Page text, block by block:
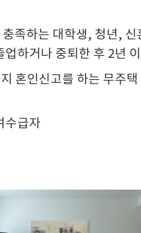
족하는 대학생, 청년,
하거나 중퇴한 후 2년
혼인신고를 하는 무주
수급자